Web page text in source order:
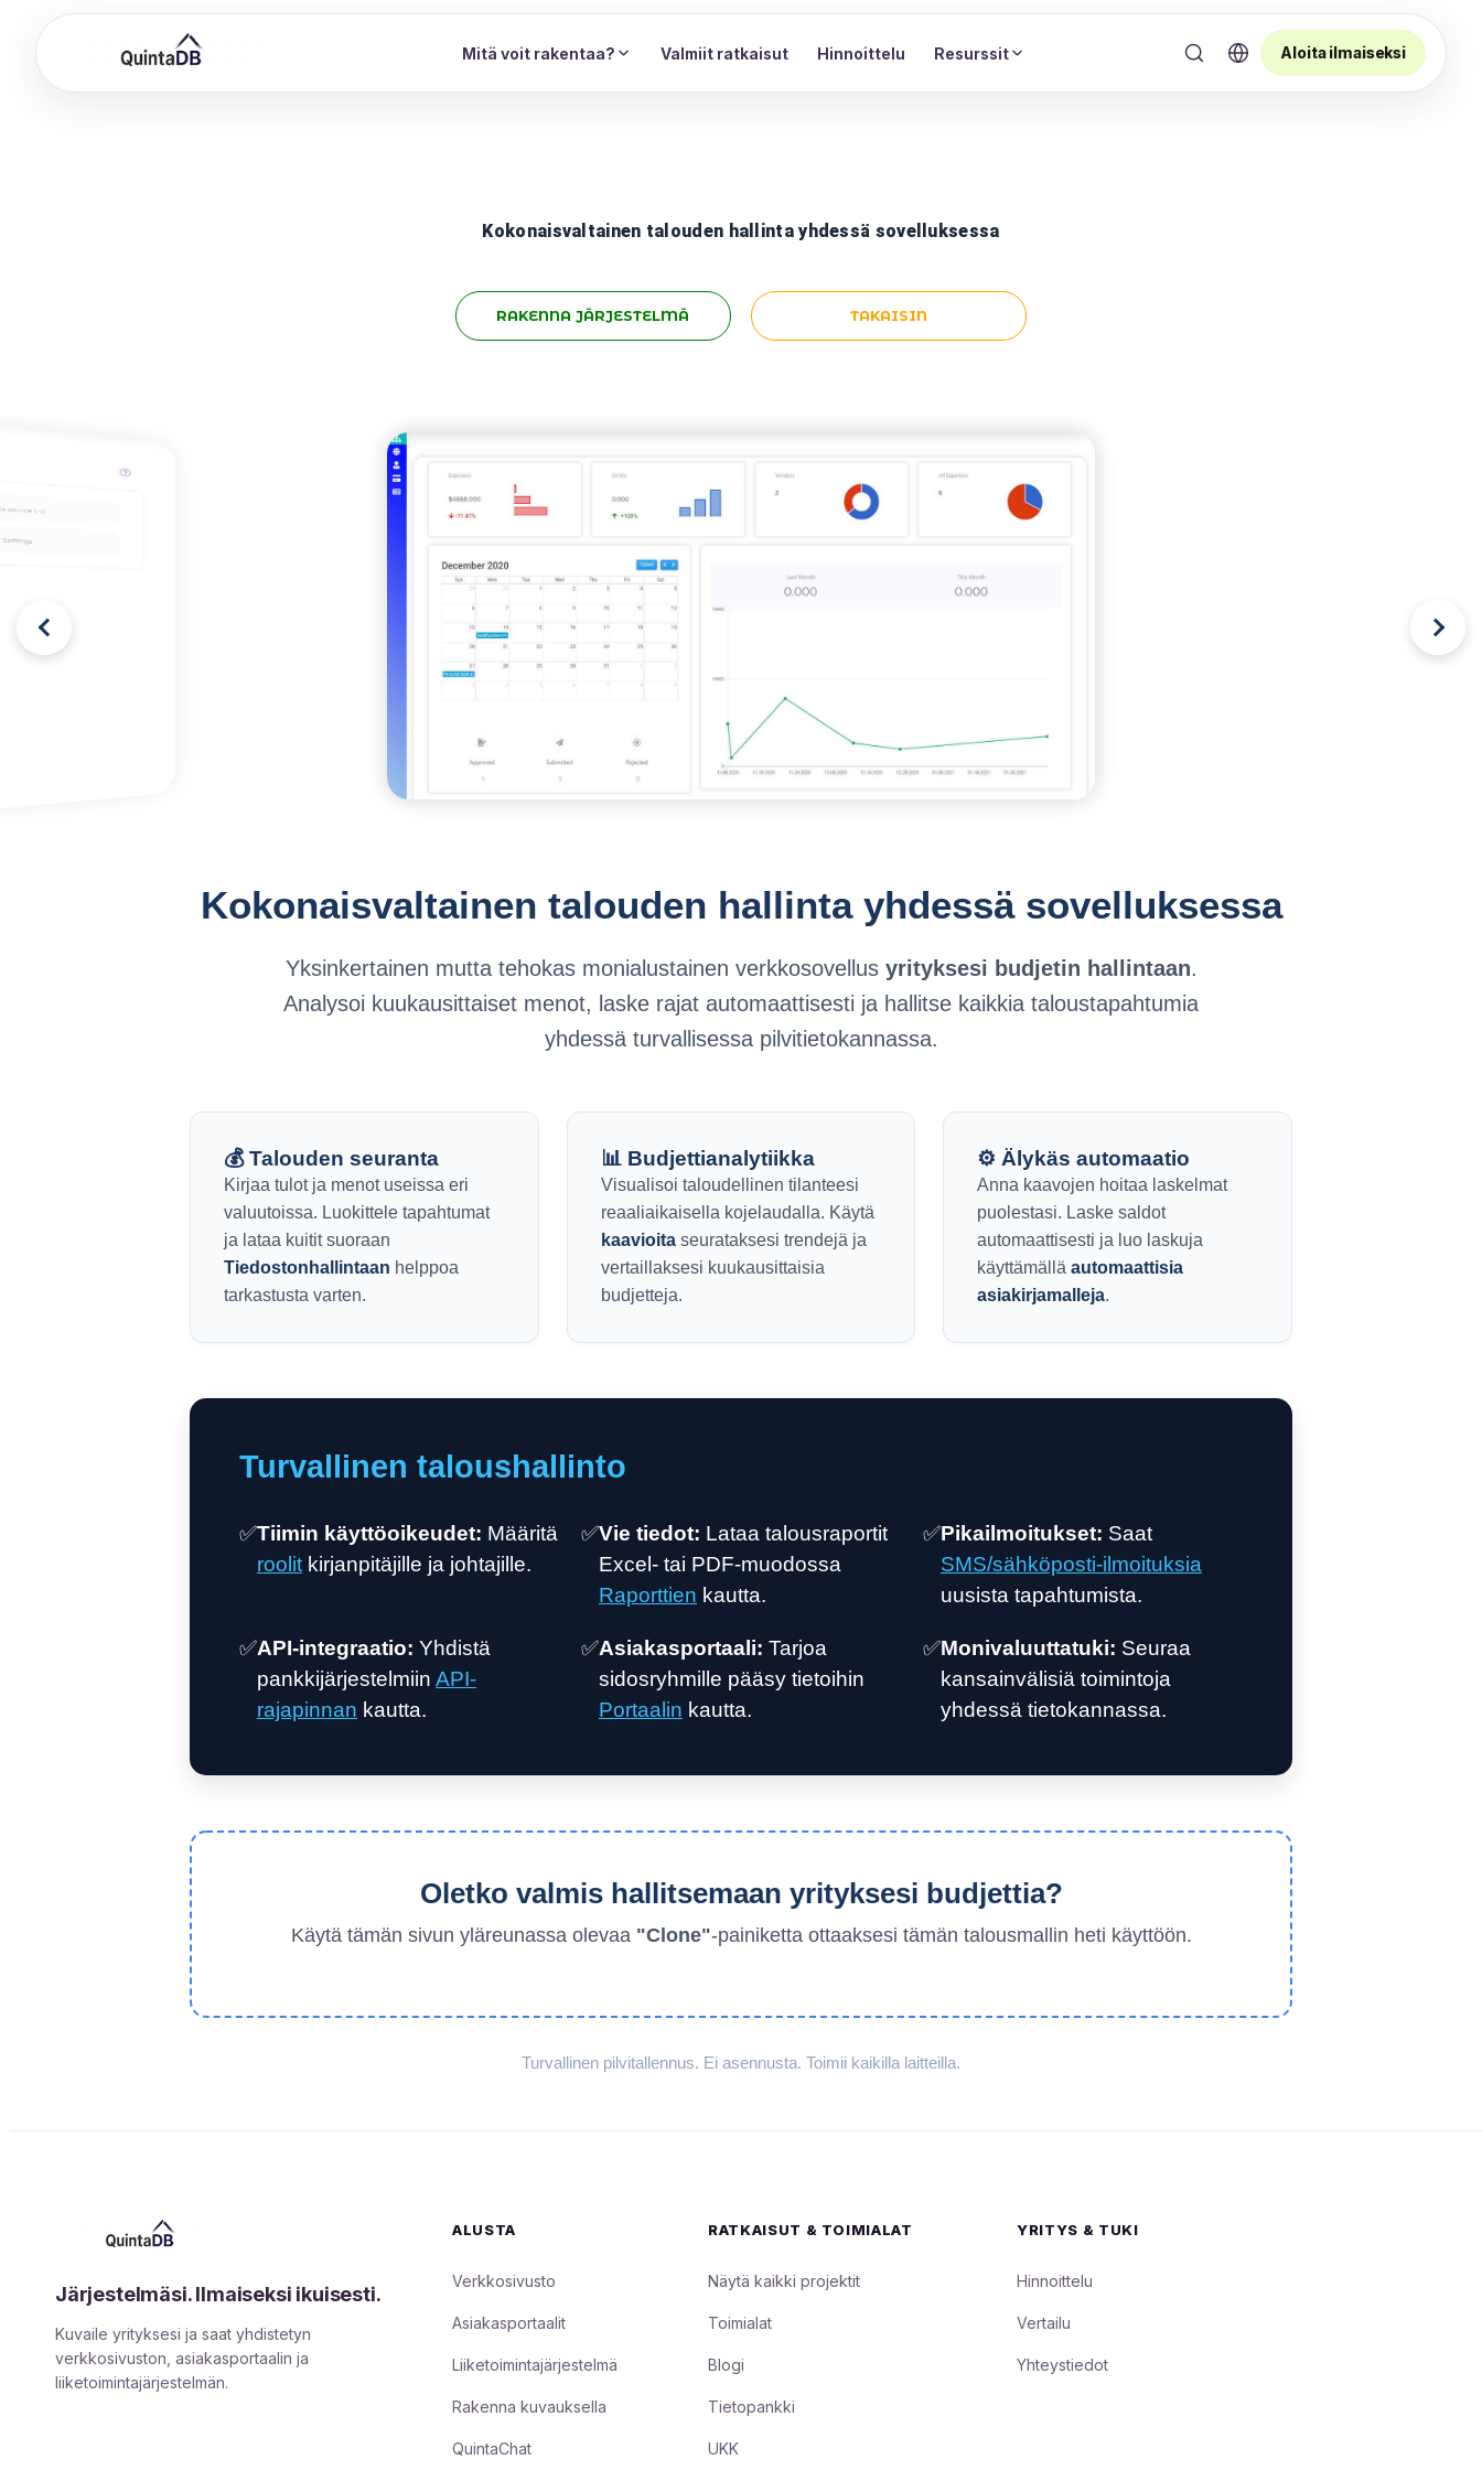
Mitä voit rakentaa? Valmiit ratkaisut Hinnoittelu Resurssit Aloita ilmaiseksi
Kokonaisvaltainen talouden hallinta yhdessä sovelluksessa
RAKENNA JÄRJESTELMÄ TAKAISIN
Kokonaisvaltainen talouden hallinta yhdessä sovelluksessa
Yksinkertainen mutta tehokas monialustainen verkkosovellus yrityksesi budjetin hallintaan.
Analysoi kuukausittaiset menot, laske rajat automaattisesti ja hallitse kaikkia taloustapahtumia
yhdessä turvallisessa pilvitietokannassa.
💰 Talouden seuranta
Kirjaa tulot ja menot useissa eri
valuutoissa. Luokittele tapahtumat
ja lataa kuitit suoraan
Tiedostonhallintaan helppoa
tarkastusta varten.
📊 Budjettianalytiikka
Visualisoi taloudellinen tilanteesi
reaaliaikaisella kojelaudalla. Käytä
kaavioitaseurataksesi trendejä ja
vertaillaksesi kuukausittaisia
budjetteja.
⚙️ Älykäs automaatio
Anna kaavojen hoitaa laskelmat
puolestasi. Laske saldot
automaattisesti ja luo laskuja
käyttämälläautomaattisia
asiakirjamalleja.
Turvallinen taloushallinto
✅Tiimin käyttöoikeudet: Määritä
roolit kirjanpitäjille ja johtajille.
✅Vie tiedot: Lataa talousraportit
Excel- tai PDF-muodossa
Raporttien kautta.
✅Pikailmoitukset: Saat
SMS/sähköposti-ilmoituksia
uusista tapahtumista.
✅API-integraatio: Yhdistä
pankkijärjestelmiin API-
rajapinnan kautta.
✅Asiakasportaali: Tarjoa
sidosryhmille pääsy tietoihin
Portaalin kautta.
✅Monivaluuttatuki: Seuraa
kansainvälisiä toimintoja
yhdessä tietokannassa.
Oletko valmis hallitsemaan yrityksesi budjettia?
Käytä tämän sivun yläreunassa olevaa "Clone"-painiketta ottaaksesi tämän talousmallin heti käyttöön.
Turvallinen pilvitallennus. Ei asennusta. Toimii kaikilla laitteilla.
Järjestelmäsi. Ilmaiseksi ikuisesti.
Kuvaile yrityksesi ja saat yhdistetyn
verkkosivuston, asiakasportaalin ja
liiketoimintajärjestelmän.
ALUSTA
Verkkosivusto
Asiakasportaalit
Liiketoimintajärjestelmä
Rakenna kuvauksella
QuintaChat
RATKAISUT & TOIMIALAT
Näytä kaikki projektit
Toimialat
Blogi
Tietopankki
UKK
YRITYS & TUKI
Hinnoittelu
Vertailu
Yhteystiedot